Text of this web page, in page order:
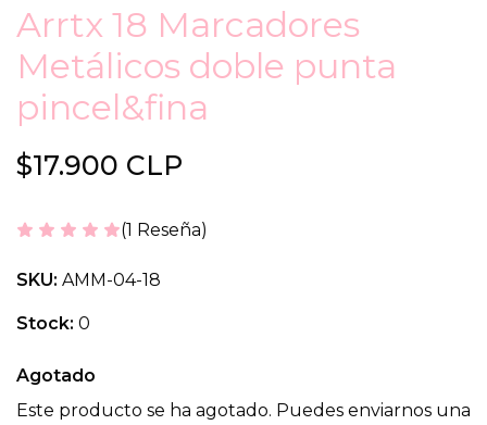
Arrtx 18 Marcadores
Metálicos doble punta
pincel&fina
$17.900 CLP
(1 Reseña)
SKU: AMM-04-18
Stock: 0
Agotado
Este producto se ha agotado. Puedes enviarnos una